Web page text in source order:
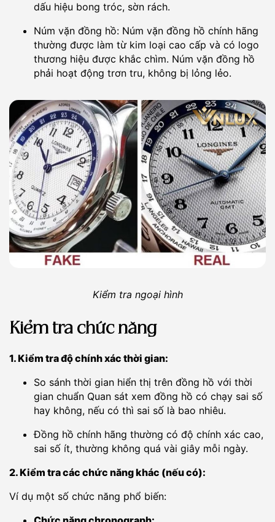
dấu hiệu bong tróc, sờn rách.
Núm vặn đồng hồ: Núm vặn đồng hồ chính hãng
thường được làm từ kim loại cao cấp và có logo
thương hiệu được khắc chìm. Núm vặn đồng hồ
phải hoạt động trơn tru, không bị lỏng lẻo.
Kiểm tra ngoại hình
Kiểm tra chức năng
1. Kiểm tra độ chính xác thời gian:
So sánh thời gian hiển thị trên đồng hồ với thời
gian chuẩn Quan sát xem đồng hồ có chạy sai số
hay không, nếu có thì sai số là bao nhiêu.
Đồng hồ chính hãng thường có độ chính xác cao,
sai số ít, thường không quá vài giây mỗi ngày.
2. Kiểm tra các chức năng khác (nếu có):
Ví dụ một số chức năng phổ biến: